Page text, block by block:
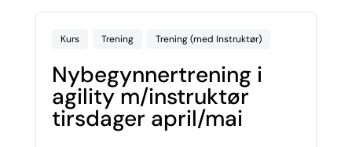
Kurs Trening Trening (med Instruktør)
Nybegynnertrening i
agility m/instruktør
tirsdager april/mai